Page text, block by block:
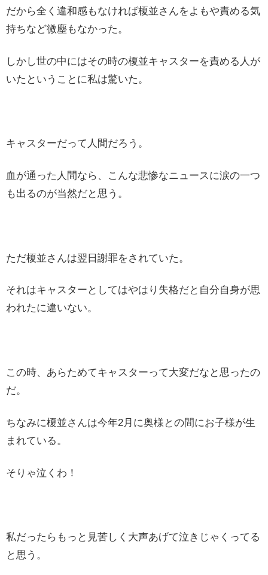
だから全く違和感もなければ榎並さんをよもや責める気
持ちなど微塵もなかった。
しかし世の中にはその時の榎並キャスターを責める人が
いたということに私は驚いた。
キャスターだって人間だろう。
血が通った人間なら、こんな悲惨なニュースに涙の一つ
も出るのが当然だと思う。
ただ榎並さんは翌日謝罪をされていた。
それはキャスターとしてはやはり失格だと自分自身が思
われたに違いない。
この時、あらためてキャスターって大変だなと思ったの
だ。
ちなみに榎並さんは今年2月に奥様との間にお子様が生
まれている。
そりゃ泣くわ！
私だったらもっと見苦しく大声あげて泣きじゃくってる
と思う。